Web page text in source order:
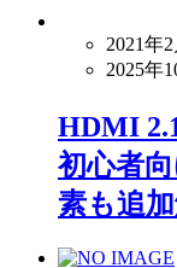
2021年2
2025年
HDMI
初心者
素も追